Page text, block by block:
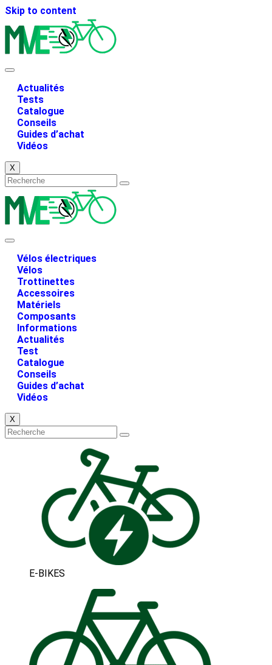
Skip to content
Actualités
Tests
Catalogue
Conseils
Guides d’achat
Vidéos
X
Vélos électriques
Vélos
Trottinettes
Accessoires
Matériels
Composants
Informations
Actualités
Test
Catalogue
Conseils
Guides d’achat
Vidéos
X
E-BIKES